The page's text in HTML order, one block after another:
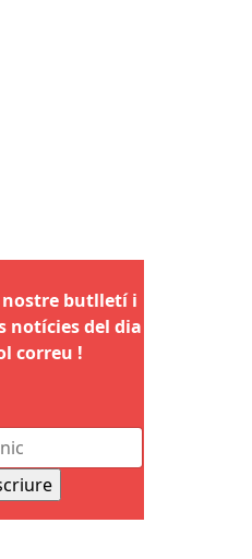
nostre butlletí i
notícies del dia
correu !